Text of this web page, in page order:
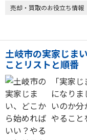
売却・買取のお役立ち情報
土岐市の実家じま
ことリストと順番
「実家
になり
いのか
やること